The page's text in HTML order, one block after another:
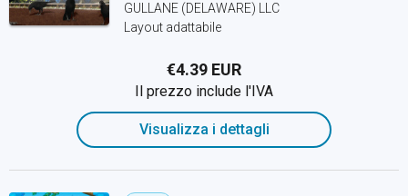
GULLANE (DELAWARE) LLC
Layout adattabile
€4.39 EUR
Il prezzo include l'IVA
Visualizza i dettagli